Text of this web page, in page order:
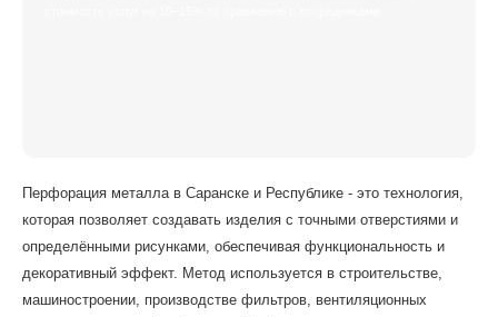
Перфорация металла в Саранске и Республике - это технология,
которая позволяет создавать изделия с точными отверстиями и
определёнными рисунками, обеспечивая функциональность и
декоративный эффект. Метод используется в строительстве,
машиностроении, производстве фильтров, вентиляционных